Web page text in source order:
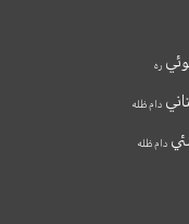
ره
دام ظله
دام ظله